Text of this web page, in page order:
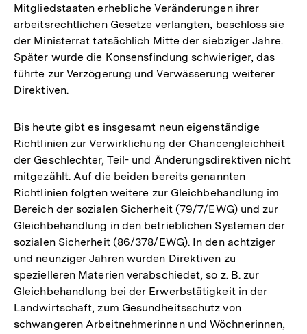
Mitgliedstaaten erhebliche Veränderungen ihrer
arbeitsrechtlichen Gesetze verlangten, beschloss sie
der Ministerrat tatsächlich Mitte der siebziger Jahre.
Später wurde die Konsensfindung schwieriger, das
führte zur Verzögerung und Verwässerung weiterer
Direktiven.
Bis heute gibt es insgesamt neun eigenständige
Richtlinien zur Verwirklichung der Chancengleichheit
der Geschlechter, Teil- und Änderungsdirektiven nicht
mitgezählt. Auf die beiden bereits genannten
Richtlinien folgten weitere zur Gleichbehandlung im
Bereich der sozialen Sicherheit (79/7/EWG) und zur
Gleichbehandlung in den betrieblichen Systemen der
sozialen Sicherheit (86/378/EWG). In den achtziger
und neunziger Jahren wurden Direktiven zu
spezielleren Materien verabschiedet, so z. B. zur
Gleichbehandlung bei der Erwerbstätigkeit in der
Landwirtschaft, zum Gesundheitsschutz von
schwangeren Arbeitnehmerinnen und Wöchnerinnen,